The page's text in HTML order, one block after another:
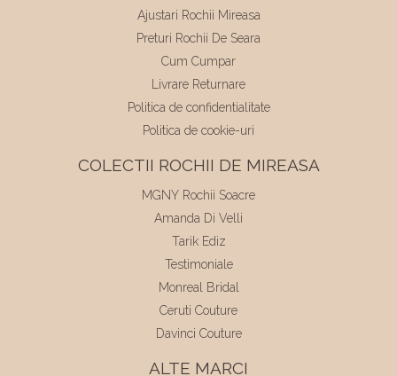
Ajustari Rochii Mireasa
Preturi Rochii De Seara
Cum Cumpar
Livrare Returnare
Politica de confidentialitate
Politica de cookie-uri
COLECTII ROCHII DE MIREASA
MGNY Rochii Soacre
Amanda Di Velli
Tarik Ediz
Testimoniale
Monreal Bridal
Ceruti Couture
Davinci Couture
ALTE MARCI